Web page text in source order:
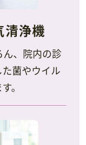
清浄機
、院内の診
菌やウイル
。